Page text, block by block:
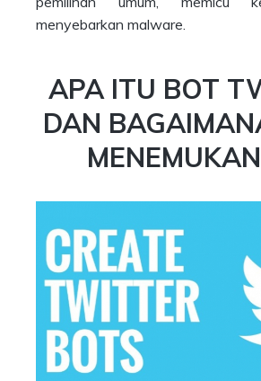
menyebarkan malware.
APA ITU BOT
DAN